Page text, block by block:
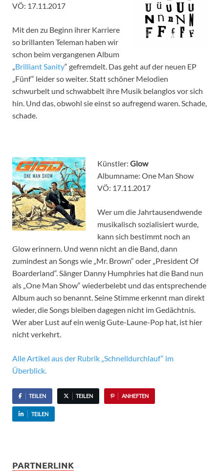
VÖ: 17.11.2017
Mit den zu Beginn ihrer Karriere
so brillanten Teleman haben wir
schon beim vergangenen Album
Brilliant Sanity“ gefremdelt. Das geht auf der neuen EP
„Fünf“ leider so weiter. Statt schöner Melodien
schwurbelt und schwabbelt ihre Musik belanglos vor sich
hin. Und das, obwohl sie einst so aufregend waren. Schade,
schade.
Künstler: Glow
Albumname: One Man Show
VÖ: 17.11.2017
Wer um die Jahrtausendwende
musikalisch sozialisiert wurde,
kann sich bestimmt noch an
Glow erinnern. Und wenn nicht an die Band, dann
zumindest an Songs wie „Mr. Brown“ oder „President Of
Boarderland“. Sänger Danny Humphries hat die Band nun
als „One Man Show“ wiederbelebt und das entsprechende
Album auch so benannt. Seine Stimme erkennt man direkt
wieder, die Songs bleiben dagegen nicht im Gedächtnis.
Wer aber Lust auf ein wenig Gute-Laune-Pop hat, ist hier
nicht verkehrt.
Alle Artikel aus der Rubrik „Schnelldurchlauf“ im
Überblick.
TEILEN TEILEN ANHEFTEN
TEILEN
PARTNERLINK